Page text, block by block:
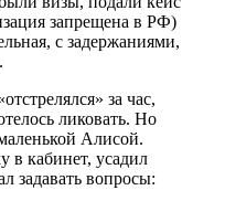
запрещена в РФ)
с задержаниями,
за час,
ликовать. Но
Алисой.
в кабинет, усадил
задавать вопросы: